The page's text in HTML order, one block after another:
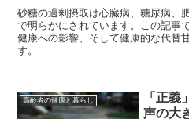
砂糖の過剰摂取は心臓病、糖尿病、
で明らかにされています。この記事
健康への影響、そして健康的な代替
す。
高齢者の健康と暮らし
「正
声の大